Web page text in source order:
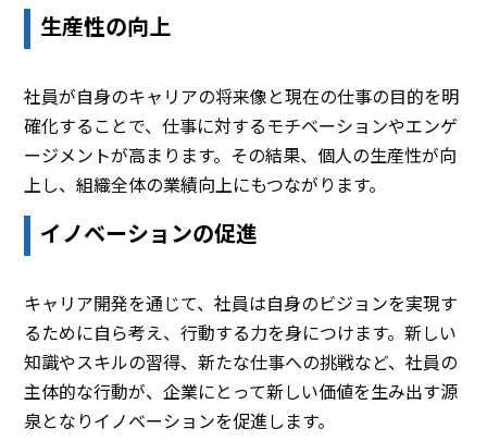
生産性の向上
社員が自身のキャリアの将来像と現在の仕事の目的を明
確化することで、仕事に対するモチベーションやエンゲ
ージメントが高まります。その結果、個人の生産性が向
上し、組織全体の業績向上にもつながります。
イノベーションの促進
キャリア開発を通じて、社員は自身のビジョンを実現す
るために自ら考え、行動する力を身につけます。新しい
知識やスキルの習得、新たな仕事への挑戦など、社員の
主体的な行動が、企業にとって新しい価値を生み出す源
泉となりイノベーションを促進します。